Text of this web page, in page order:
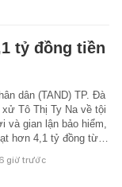
tỷ đồng tiền
dân (TAND) TP. Đà
xử Tô Thị Ty Na về tội
và gian lận bảo hiểm,
hơn 4,1 tỷ đồng từ…
6 giờ trước